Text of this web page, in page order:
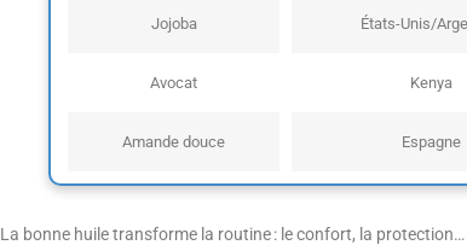
Jojoba États-Unis/
Avocat Kenya
Amande douce Espagne
La bonne huile transforme la routine : le confort, la